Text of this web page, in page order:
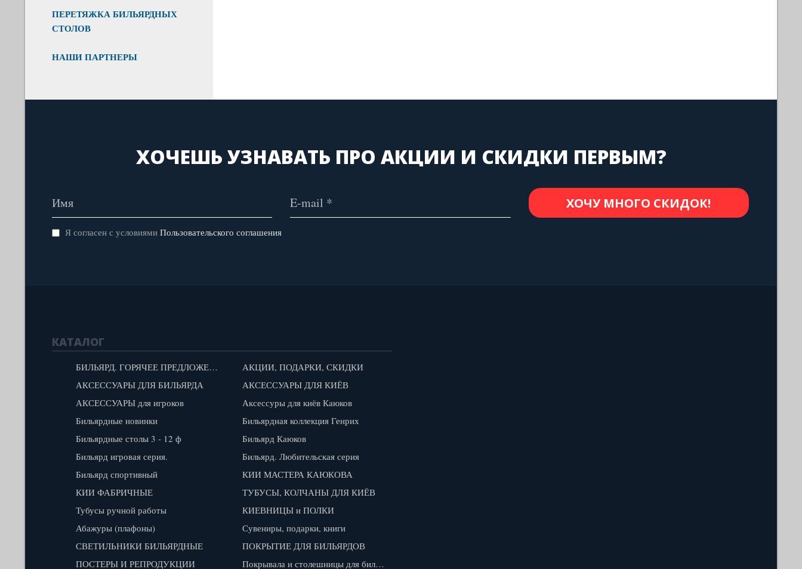
ПЕРЕТЯЖКА БИЛЬЯРДНЫХ
СТОЛОВ
НАШИ ПАРТНЕРЫ
ХОЧЕШЬ УЗНАВАТЬ ПРО АКЦИИ И СКИДКИ ПЕРВЫМ?
Я согласен с условиями Пользовательского соглашения
КАТАЛОГ
БИЛЬЯРД. ГОРЯЧЕЕ ПРЕДЛОЖЕНИЕ!
АКЦИИ, ПОДАРКИ, СКИДКИ
АКСЕССУАРЫ ДЛЯ БИЛЬЯРДА
АКСЕССУАРЫ ДЛЯ КИЁВ
АКСЕССУАРЫ для игроков
Аксессуры для киёв Каюков
Бильярдные новинки
Бильярдная коллекция Генрих
Бильярдные столы 3 - 12 ф
Бильярд Каюков
Бильярд игровая серия.
Бильярд. Любительская серия
Бильярд спортивный
КИИ МАСТЕРА КАЮКОВА
КИИ ФАБРИЧНЫЕ
ТУБУСЫ, КОЛЧАНЫ ДЛЯ КИЁВ
Тубусы ручной работы
КИЕВНИЦЫ и ПОЛКИ
Абажуры (плафоны)
Сувениры, подарки, книги
СВЕТИЛЬНИКИ БИЛЬЯРДНЫЕ
ПОКРЫТИЕ ДЛЯ БИЛЬЯРДОВ
ПОСТЕРЫ И РЕПРОДУКЦИИ
Покрывала и столешницы для бильярдов